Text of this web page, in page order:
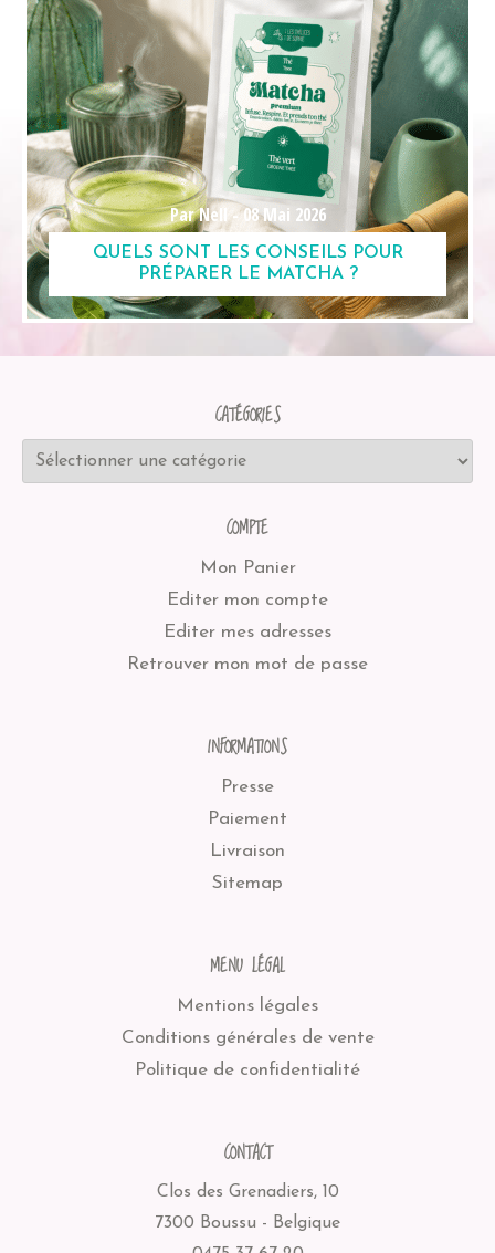
Par Nell -08 Mai 2026
QUELS SONT LES CONSEILS POUR
PRÉPARER LE MATCHA ?
CATÉGORIES
COMPTE
Mon Panier
Editer mon compte
Editer mes adresses
Retrouver mon mot de passe
INFORMATIONS
Presse
Paiement
Livraison
Sitemap
MENU LÉGAL
Mentions légales
Conditions générales de vente
Politique de confidentialité
CONTACT
Clos des Grenadiers, 10
7300 Boussu - Belgique